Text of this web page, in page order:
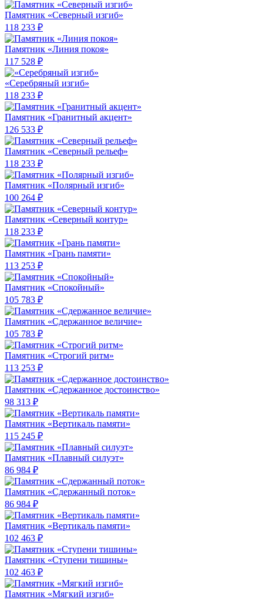
Памятник «Северный изгиб»
118 233 ₽
Памятник «Линия покоя»
117 528 ₽
«Серебряный изгиб»
118 233 ₽
Памятник «Гранитный акцент»
126 533 ₽
Памятник «Северный рельеф»
118 233 ₽
Памятник «Полярный изгиб»
100 264 ₽
Памятник «Северный контур»
118 233 ₽
Памятник «Грань памяти»
113 253 ₽
Памятник «Спокойный»
105 783 ₽
Памятник «Сдержанное величие»
105 783 ₽
Памятник «Строгий ритм»
113 253 ₽
Памятник «Сдержанное достоинство»
98 313 ₽
Памятник «Вертикаль памяти»
115 245 ₽
Памятник «Плавный силуэт»
86 984 ₽
Памятник «Сдержанный поток»
86 984 ₽
Памятник «Вертикаль памяти»
102 463 ₽
Памятник «Ступени тишины»
102 463 ₽
Памятник «Мягкий изгиб»